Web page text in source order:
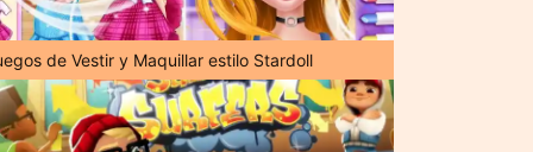
de Vestir y Maquillar estilo Stardoll